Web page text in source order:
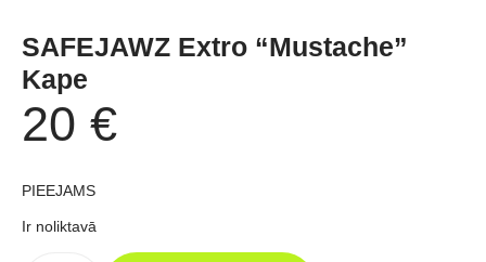
SAFEJAWZ Extro “Mustache”
Kape
20 €
PIEEJAMS
Ir noliktavā